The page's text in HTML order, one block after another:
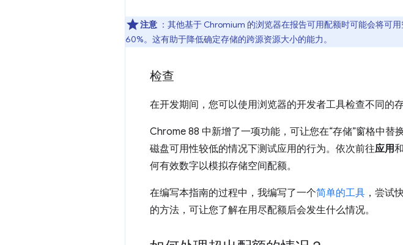
注意 ：其他基于 Chromium 的浏览器在报告可用配额时可能会将可
60%。这有助于降低确定存储的跨源资源大小的能力。
检查
在开发期间，您可以使用浏览器的开发者工具检查不同的
Chrome 88 中新增了一项功能，可让您在“存储”窗格中
磁盘可用性较低的情况下测试应用的行为。依次前往应用和
何有效数字以模拟存储空间配额。
在编写本指南的过程中，我编写了一个简单的工具 ，尝试
的方法，可让您了解在用尽配额后会发生什么情况。